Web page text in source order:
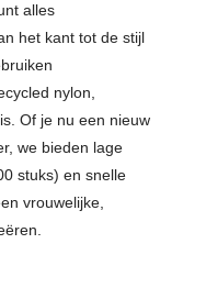
alles
het kant tot de stijl
nylon,
Of je nu een nieuw
we bieden lage
stuks) en snelle
vrouwelijke,